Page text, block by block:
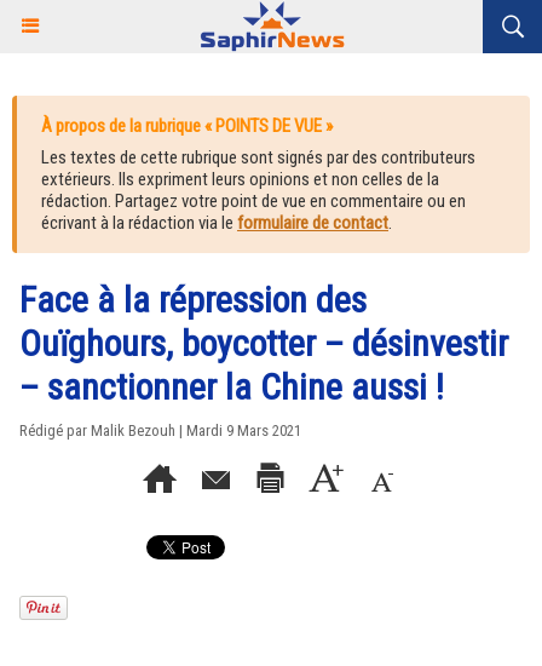
À propos de la rubrique « POINTS DE VUE »
Les textes de cette rubrique sont signés par des contributeurs
extérieurs. Ils expriment leurs opinions et non celles de la
rédaction. Partagez votre point de vue en commentaire ou en
écrivant à la rédaction via le formulaire de contact.
Face à la répression des
Ouïghours, boycotter – désinvestir
– sanctionner la Chine aussi !
Rédigé par Malik Bezouh | Mardi 9 Mars 2021